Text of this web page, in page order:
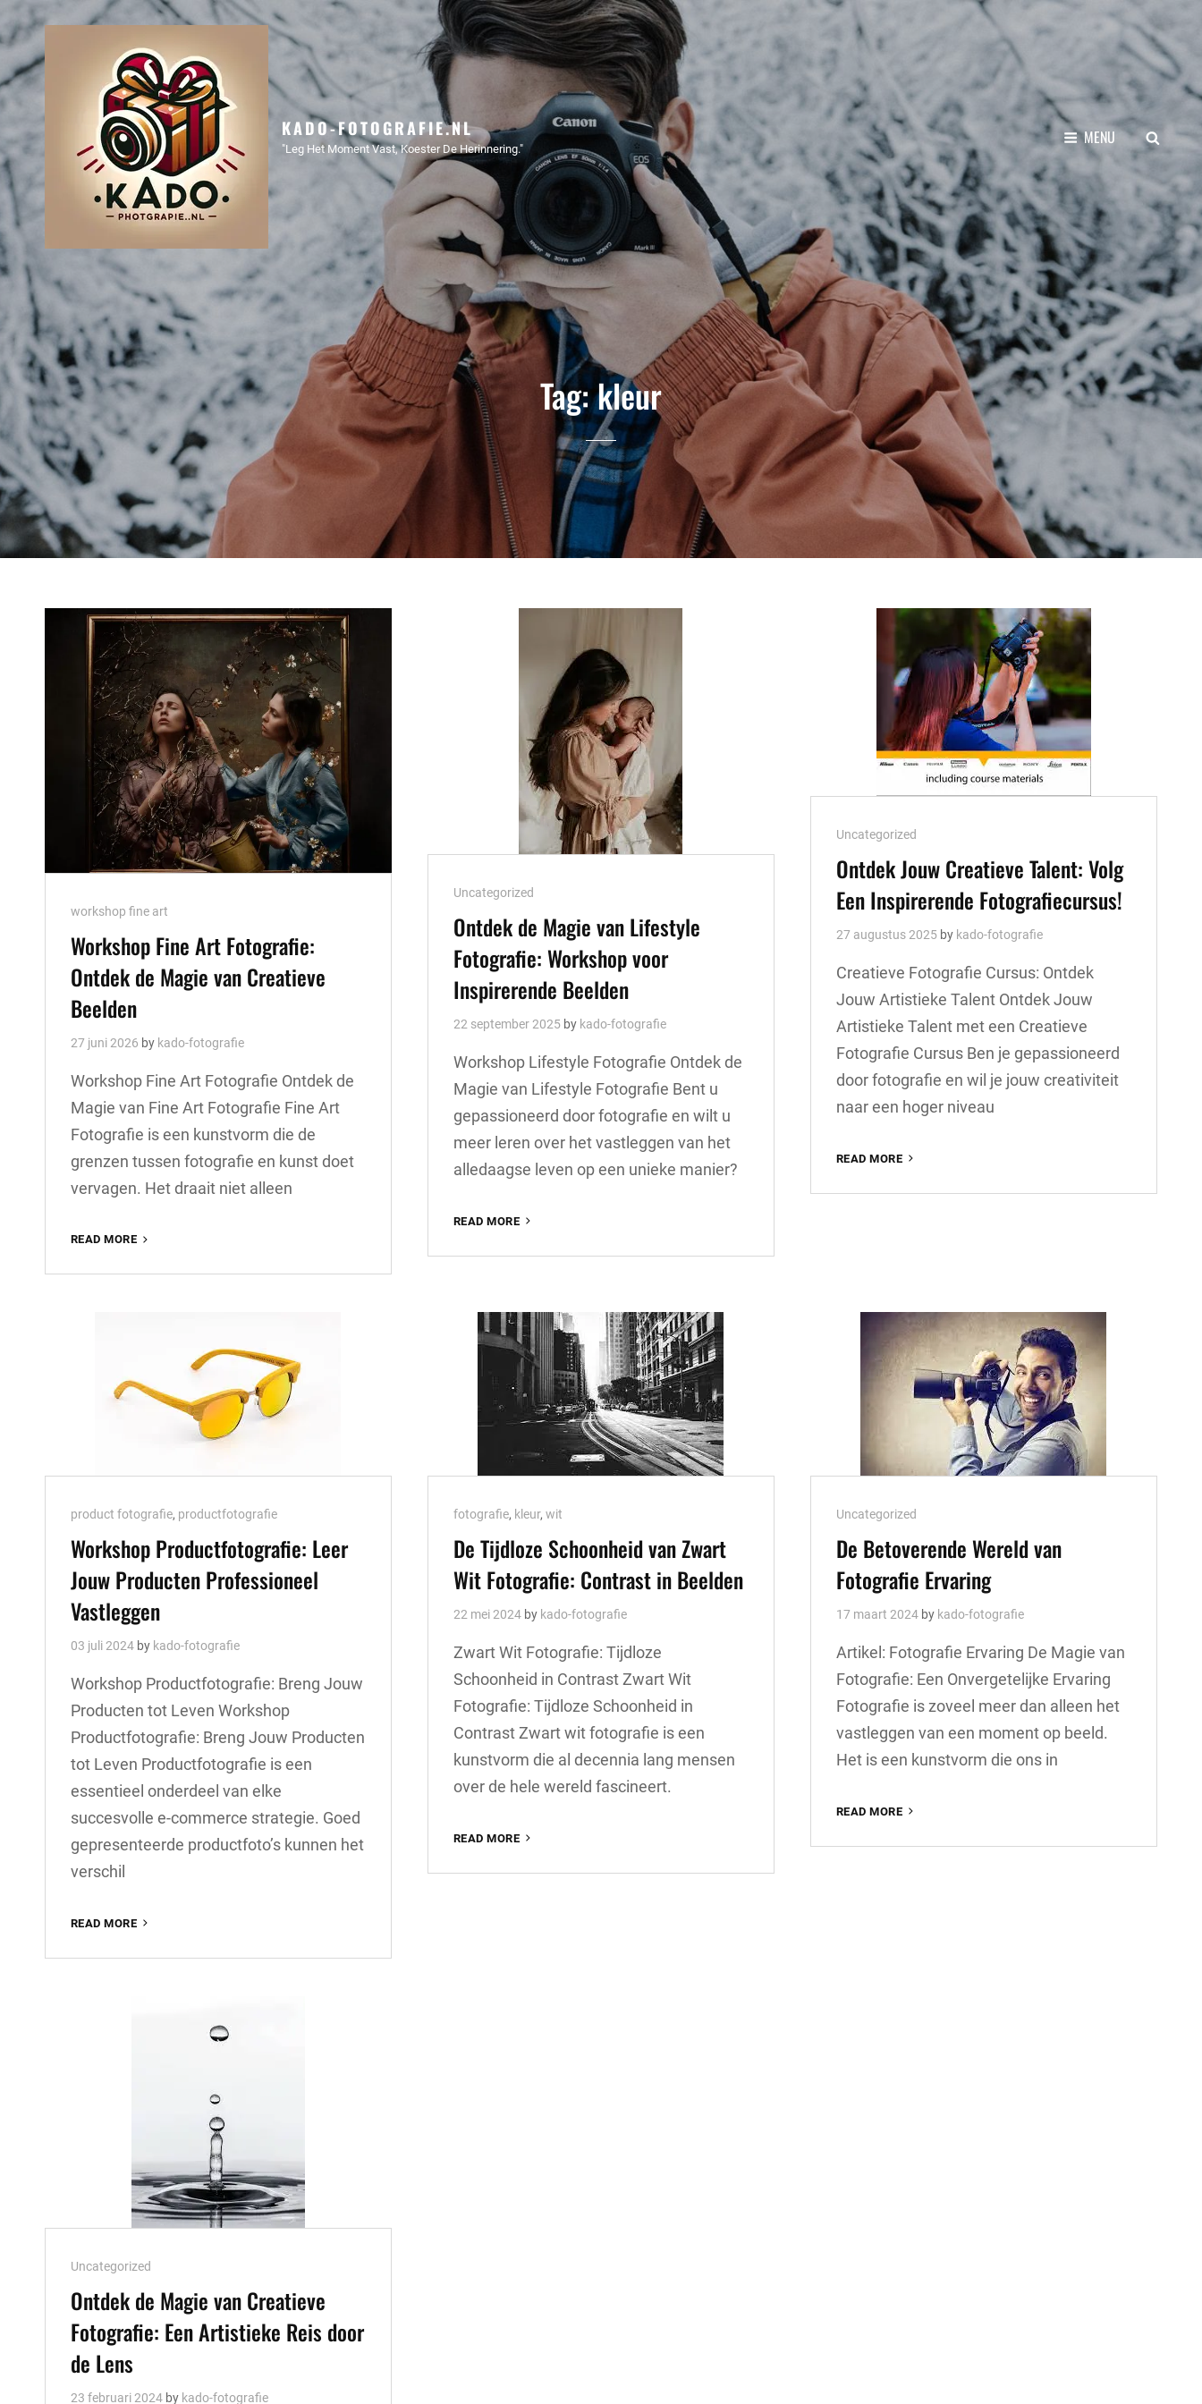
KADO-FOTOGRAFIE.NL
"Leg Het Moment Vast, Koester De Herinnering."
MENU SEARCH
Tag:kleur
Cat
Links
workshop fine art
Workshop Fine Art Fotografie:
Ontdek de Magie van Creatieve
Beelden
27 juni 2026 by kado-fotografie
Workshop Fine Art Fotografie Ontdek de
Magie van Fine Art Fotografie Fine Art
Fotografie is een kunstvorm die de
grenzen tussen fotografie en kunst doet
vervagen. Het draait niet alleen
READ MORE
ART
CREATIEVE
BEELDEN
Cat
Links
Uncategorized
Ontdek de Magie van Lifestyle
Fotografie: Workshop voor
Inspirerende Beelden
22 september 2025 by kado-fotografie
Workshop Lifestyle Fotografie Ontdek de
Magie van Lifestyle Fotografie Bent u
gepassioneerd door fotografie en wilt u
meer leren over het vastleggen van het
alledaagse leven op een unieke manier?
READ MORE
MAGIE
FOTOGRAFIE:
WORKSHOP
VOOR
INSPIRERENDE
BEELDEN
Cat
Links
Uncategorized
Ontdek Jouw Creatieve Talent: Volg
Een Inspirerende Fotografiecursus!
27 augustus 2025 by kado-fotografie
Creatieve Fotografie Cursus: Ontdek
Jouw Artistieke Talent Ontdek Jouw
Artistieke Talent met een Creatieve
Fotografie Cursus Ben je gepassioneerd
door fotografie en wil je jouw creativiteit
naar een hoger niveau
READ MORE
CREATIEVE
Cat
Links
product fotografie, productfotografie
Workshop Productfotografie: Leer
Jouw Producten Professioneel
Vastleggen
03 juli 2024 by kado-fotografie
Workshop Productfotografie: Breng Jouw
Producten tot Leven Workshop
Productfotografie: Breng Jouw Producten
tot Leven Productfotografie is een
essentieel onderdeel van elke
succesvolle e-commerce strategie. Goed
gepresenteerde productfoto’s kunnen het
verschil
READ MORE
LEER
VASTLEGGEN
Cat
Links
fotografie, kleur, wit
De Tijdloze Schoonheid van Zwart
Wit Fotografie: Contrast in Beelden
22 mei 2024 by kado-fotografie
Zwart Wit Fotografie: Tijdloze
Schoonheid in Contrast Zwart Wit
Fotografie: Tijdloze Schoonheid in
Contrast Zwart wit fotografie is een
kunstvorm die al decennia lang mensen
over de hele wereld fascineert.
READ MORE
SCHOONHEID
Cat
Links
Uncategorized
De Betoverende Wereld van
Fotografie Ervaring
17 maart 2024 by kado-fotografie
Artikel: Fotografie Ervaring De Magie van
Fotografie: Een Onvergetelijke Ervaring
Fotografie is zoveel meer dan alleen het
vastleggen van een moment op beeld.
Het is een kunstvorm die ons in
READ MORE
WERELD
Cat
Links
Uncategorized
Ontdek de Magie van Creatieve
Fotografie: Een Artistieke Reis door
de Lens
23 februari 2024 by kado-fotografie